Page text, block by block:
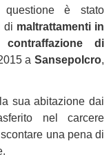
è stato
di maltrattamenti in
di
a Sansepolcro,
sua abitazione dai
nel carcere
una pena di